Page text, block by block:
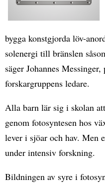
bygga konstgjorda löv-
solenergi till bränslen
säger Johannes
forskargruppens ledare.
Alla barn lär sig i skolan
genom fotosyntesen hos
lever i sjöar och hav. Men
under intensiv forskning.
Bildningen av syre i